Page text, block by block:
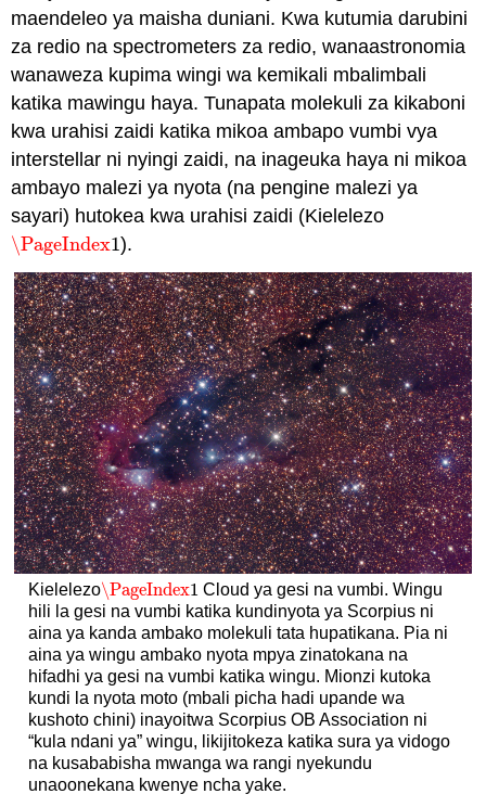
maendeleo ya maisha duniani. Kwa kutumia darubini
za redio na spectrometers za redio, wanaastronomia
wanaweza kupima wingi wa kemikali mbalimbali
katika mawingu haya. Tunapata molekuli za kikaboni
kwa urahisi zaidi katika mikoa ambapo vumbi vya
interstellar ni nyingi zaidi, na inageuka haya ni mikoa
ambayo malezi ya nyota (na pengine malezi ya
sayari) hutokea kwa urahisi zaidi (Kielelezo
\PageIndex1
\PageIndex1).
Kielelezo\PageIndex1
\PageIndex1 Cloud ya gesi na vumbi. Wingu
hili la gesi na vumbi katika kundinyota ya Scorpius ni
aina ya kanda ambako molekuli tata hupatikana. Pia ni
aina ya wingu ambako nyota mpya zinatokana na
hifadhi ya gesi na vumbi katika wingu. Mionzi kutoka
kundi la nyota moto (mbali picha hadi upande wa
kushoto chini) inayoitwa Scorpius OB Association ni
“kula ndani ya” wingu, likijitokeza katika sura ya vidogo
na kusababisha mwanga wa rangi nyekundu
unaoonekana kwenye ncha yake.